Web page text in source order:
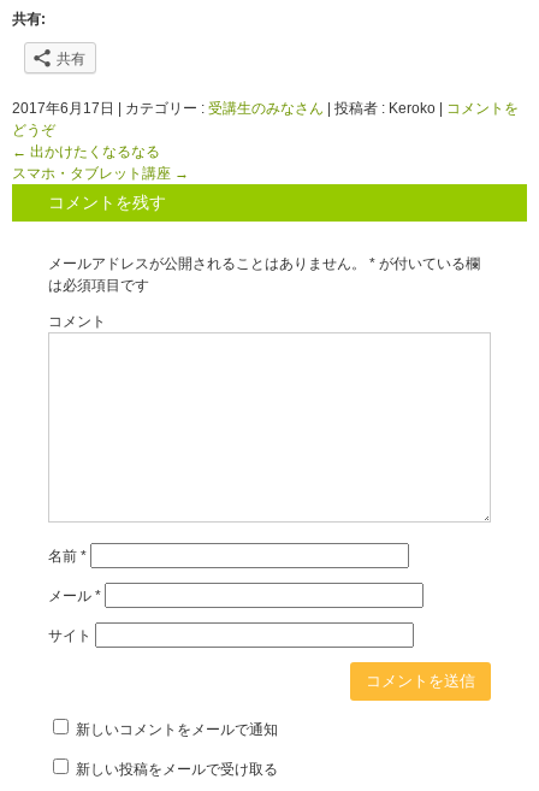
共有:
共有
2017年6月17日 | カテゴリー : 受講生のみなさん | 投稿者 : Keroko | コメントを
どうぞ
← 出かけたくなるなる
スマホ・タブレット講座 →
コメントを残す
メールアドレスが公開されることはありません。 * が付いている欄
は必須項目です
コメント
名前 *
メール *
サイト
新しいコメントをメールで通知
新しい投稿をメールで受け取る